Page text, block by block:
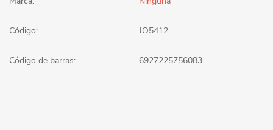
Código: JO5412
Código de barras: 6927225756083